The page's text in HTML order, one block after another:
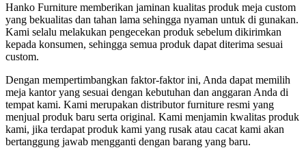
Hanko Furniture memberikan jaminan kualitas produk meja custom
yang bekualitas dan tahan lama sehingga nyaman untuk di gunakan.
Kami selalu melakukan pengecekan produk sebelum dikirimkan
kepada konsumen, sehingga semua produk dapat diterima sesuai
custom.
Dengan mempertimbangkan faktor-faktor ini, Anda dapat memilih
meja kantor yang sesuai dengan kebutuhan dan anggaran Anda di
tempat kami. Kami merupakan distributor furniture resmi yang
menjual produk baru serta original. Kami menjamin kwalitas produk
kami, jika terdapat produk kami yang rusak atau cacat kami akan
bertanggung jawab mengganti dengan barang yang baru.